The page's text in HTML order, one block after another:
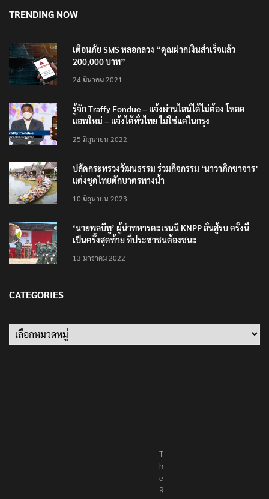
TRENDING NOW
เตือนภัย SMS หลอกลวง “คุณฝากเงินสำเร็จแล้ว
200,000 บาท”
24 มีนาคม 2021
รู้จัก Traffy Fondue – แจ้งผ่านไลน์ได้ไม่ต้อง โหลด
แอพใหม่ – แจ้งได้ทั่วไทย ไม่ใช่แค่ในกรุง
25 มิถุนายน 2022
ปลัดกระทรวงวัฒนธรรม ร่วมกิจกรรม ‘นาวาภิกขาจาร’
แต่งชุดไทยตักบาตรทางน้ำ
10 มิถุนายน 2023
‘นายพลบีทู’ ผู้นำทหารคะเรนนี KNPP ลั่นสู้รบ ครั้งนี้
เป็นครั้งสุดท้าย ที่ประชาชนต้องชนะ
13 มกราคม 2022
CATEGORIES
Categories
T
h
e
R